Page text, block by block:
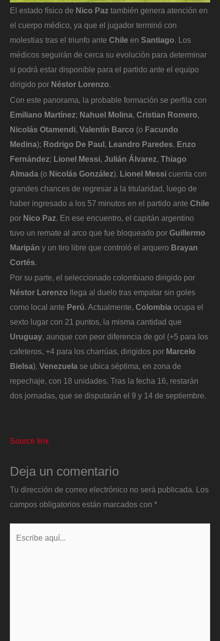
El estado físico de Nico Paz también genera atención en
el cuerpo médico, ya que el jugador terminó con
molestias tras el triunfo ante Chile en Santiago. Los
médicos seguirán de cerca su evolución para determinar
si podrá estar disponible para el partido ante el equipo
dirigido por Néstor Lorenzo.
Con este panorama, la probable formación se perfila con
Emiliano Martínez; Nahuel Molina, Cristian Romero,
Nicolás Otamendi, Valentín Barco (o Facundo
Medina); Rodrigo De Paul, Leandro Paredes, Enzo
Fernández; Lionel Messi, Julián Álvarez, Thiago
Almada (o Nicolás González). Lionel Messi cuenta con
grandes chances de regresar a la titularidad, luego de
haber ingresado a los 57 minutos en el partido ante Chile
por Nico Paz. En ese encuentro, el capitán argentino
tuvo un remate al arco que fue bloqueado por Guillermo
Maripán y un tiro libre que controló el arquero Brayan
Cortés.
Por su parte, el seleccionado colombiano dirigido por
Néstor Lorenzo llega al duelo tras empatar sin goles
como local ante Perú. Actualmente, Colombia ocupa el
sexto lugar con 21 puntos, la misma cantidad que
Uruguay, aunque con peor diferencia de gol (+5 para los
cafeteros, +4 para los charrúas, dirigidos por Marcelo
Bielsa). Venezuela se ubica séptima, en zona de
repechaje, con 18 unidades. Tras la fecha 16, restarán
dos jornadas, que se disputarán el 9 y 14 de septiembre.
Source link
Deja un comentario
Tu dirección de correo electrónico no será publicada. Los
campos obligatorios están marcados con *